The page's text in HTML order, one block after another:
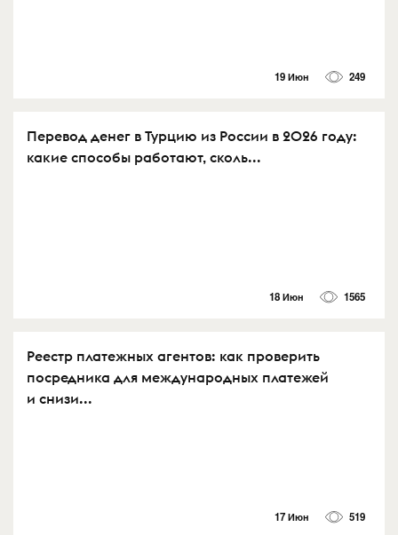
19 Июн 249
Перевод денег в Турцию из России в 2026 году:
какие способы работают, сколь...
18 Июн 1565
Реестр платежных агентов: как проверить
посредника для международных платежей
и снизи...
17 Июн 519